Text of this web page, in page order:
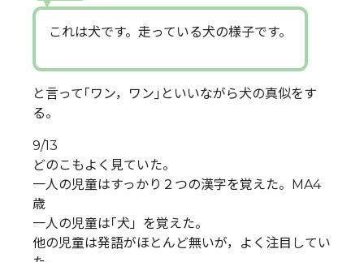
これは犬です。走っている犬の様子です。
と言って｢ワン，ワン｣といいながら犬の真似をす
る。
9/13
どのこもよく見ていた。
一人の児童はすっかり２つの漢字を覚えた。MA4
歳
一人の児童は｢犬」を覚えた。
他の児童は発語がほとんど無いが，よく注目してい